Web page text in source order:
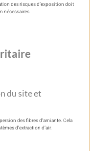
des risques d’exposition doit
nécessaires.
du site et
des fibres d’amiante. Cela
d’extraction d’air.